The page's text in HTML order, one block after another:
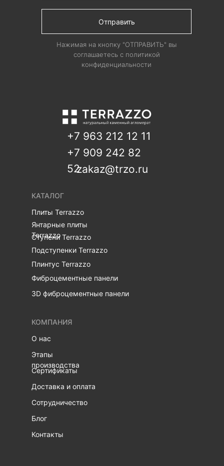
Отправить
КОМПАНИЯ
КАТАЛОГ
Плиты Terrazzo
Янтарные плиты
Terrazzo
Ступени Terrazzo
Подступенки Terrazzo
Плинтус Terrazzo
О нас
Этапы
производства
Сертификаты
Доставка и оплата
Сотрудничество
Блог
Контакты
zakaz@trzo.ru
+7 963 212 12 11
+7 909 242 82
52
Фиброцементные панели
3D фиброцементные панели
Нажимая на кнопку "ОТПРАВИТЬ" вы
соглашаетесь с политикой
конфиденциальности